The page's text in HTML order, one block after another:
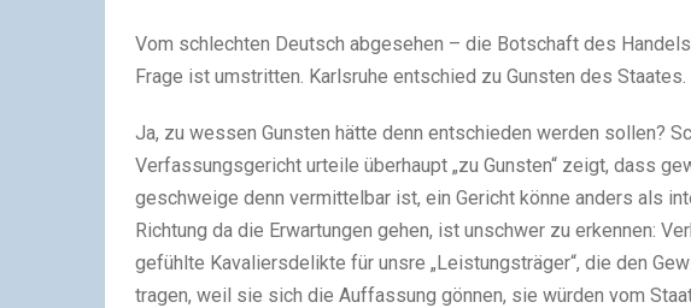
Vom schlechten Deutsch abgesehen – die Botschaft des
Frage ist umstritten. Karlsruhe entschied zu Gunsten des Staates.
Ja, zu wessen Gunsten hätte denn entschieden werden sollen?
Verfassungsgericht urteile überhaupt „zu Gunsten“ zeigt, dass
geschweige denn vermittelbar ist, ein Gericht könne anders als
Richtung da die Erwartungen gehen, ist unschwer zu erkennen:
gefühlte Kavaliersdelikte für unsre „Leistungsträger“, die den
tragen, weil sie sich die Auffassung gönnen, sie würden vom